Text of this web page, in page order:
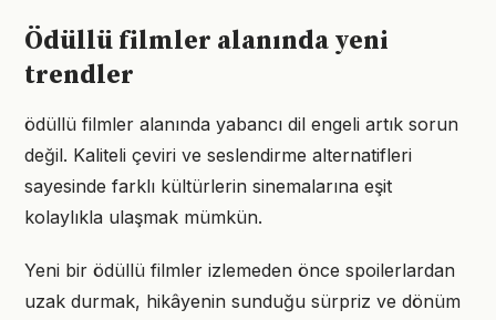
Ödüllü filmler alanında yeni
trendler
ödüllü filmler alanında yabancı dil engeli artık sorun
değil. Kaliteli çeviri ve seslendirme alternatifleri
sayesinde farklı kültürlerin sinemalarına eşit
kolaylıkla ulaşmak mümkün.
Yeni bir ödüllü filmler izlemeden önce spoilerlardan
uzak durmak, hikâyenin sunduğu sürpriz ve dönüm